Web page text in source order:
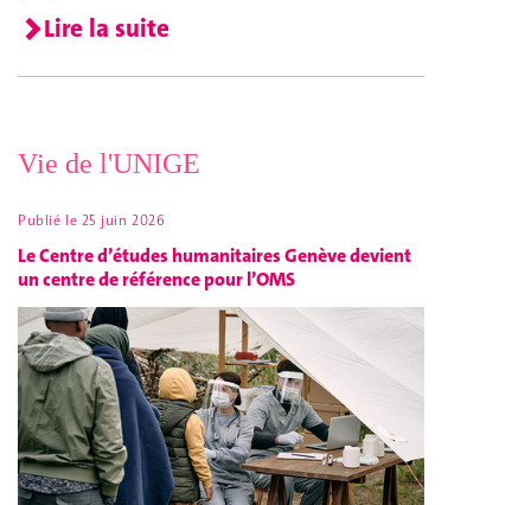
Lire la suite
Vie de l'UNIGE
Publié le 25 juin 2026
Le Centre d’études humanitaires Genève devient
un centre de référence pour l’OMS